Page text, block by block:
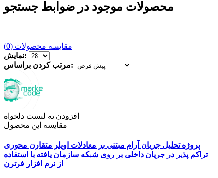
محصولات موجود در ضوابط جستجو
مقایسه محصولات (0)
نمایش:
مرتب کردن براساس:
افزودن به لیست دلخواه
مقایسه این محصول
پروژه تحلیل جریان آرام مبتنی بر معادلات اویلر متقارن محوری
تراکم پذیر در جریان داخلی بر روی شبکه سازمان یافته با استفاده
از نرم افزار فرترن